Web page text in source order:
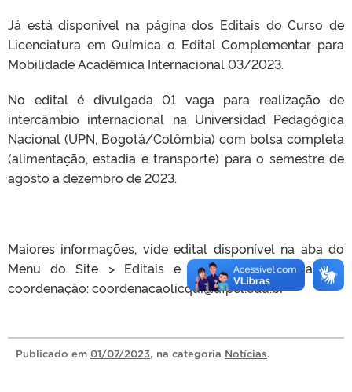
Já está disponível na página dos Editais do Curso de
Licenciatura em Química o Edital Complementar para
Mobilidade Acadêmica Internacional 03/2023.
No edital é divulgada 01 vaga para realização de
intercâmbio internacional na Universidad Pedagógica
Nacional (UPN, Bogotá/Colômbia) com bolsa completa
(alimentação, estadia e transporte) para o semestre de
agosto a dezembro de 2023.
Maiores informações, vide edital disponível na aba do
Menu do Site > Editais e também pelo email da
coordenação: coordenacaolicqui@ufpel.edu.br
Publicado em 01/07/2023, na categoria Notícias.